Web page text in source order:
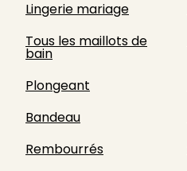
Lingerie mariage
Tous les maillots de
bain
Plongeant
Bandeau
Rembourrés